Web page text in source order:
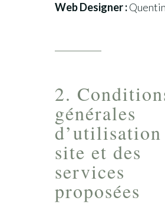
Web Designer :
2.
générales
d’utilisation
site et des
services
proposées